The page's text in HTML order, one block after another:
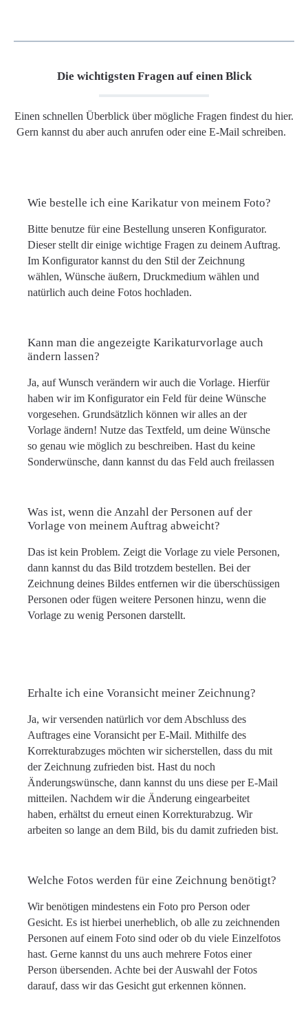
Die wichtigsten Fragen auf einen Blick
Einen schnellen Überblick über mögliche Fragen findest du hier.
Gern kannst du aber auch anrufen oder eine E-Mail schreiben.
Wie bestelle ich eine Karikatur von meinem Foto?
Bitte benutze für eine Bestellung unseren Konfigurator.
Dieser stellt dir einige wichtige Fragen zu deinem Auftrag.
Im Konfigurator kannst du den Stil der Zeichnung
wählen, Wünsche äußern, Druckmedium wählen und
natürlich auch deine Fotos hochladen.
Kann man die angezeigte Karikaturvorlage auch
ändern lassen?
Ja, auf Wunsch verändern wir auch die Vorlage. Hierfür
haben wir im Konfigurator ein Feld für deine Wünsche
vorgesehen. Grundsätzlich können wir alles an der
Vorlage ändern! Nutze das Textfeld, um deine Wünsche
so genau wie möglich zu beschreiben. Hast du keine
Sonderwünsche, dann kannst du das Feld auch freilassen
Was ist, wenn die Anzahl der Personen auf der
Vorlage von meinem Auftrag abweicht?
Das ist kein Problem. Zeigt die Vorlage zu viele Personen,
dann kannst du das Bild trotzdem bestellen. Bei der
Zeichnung deines Bildes entfernen wir die überschüssigen
Personen oder fügen weitere Personen hinzu, wenn die
Vorlage zu wenig Personen darstellt.
Erhalte ich eine Voransicht meiner Zeichnung?
Ja, wir versenden natürlich vor dem Abschluss des
Auftrages eine Voransicht per E-Mail. Mithilfe des
Korrekturabzuges möchten wir sicherstellen, dass du mit
der Zeichnung zufrieden bist. Hast du noch
Änderungswünsche, dann kannst du uns diese per E-Mail
mitteilen. Nachdem wir die Änderung eingearbeitet
haben, erhältst du erneut einen Korrekturabzug. Wir
arbeiten so lange an dem Bild, bis du damit zufrieden bist.
Welche Fotos werden für eine Zeichnung benötigt?
Wir benötigen mindestens ein Foto pro Person oder
Gesicht. Es ist hierbei unerheblich, ob alle zu zeichnenden
Personen auf einem Foto sind oder ob du viele Einzelfotos
hast. Gerne kannst du uns auch mehrere Fotos einer
Person übersenden. Achte bei der Auswahl der Fotos
darauf, dass wir das Gesicht gut erkennen können.